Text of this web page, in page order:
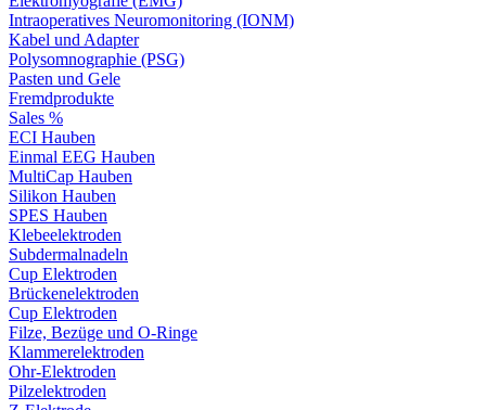
Intraoperatives Neuromonitoring (IONM)
Kabel und Adapter
Polysomnographie (PSG)
Pasten und Gele
Fremdprodukte
Sales %
ECI Hauben
Einmal EEG Hauben
MultiCap Hauben
Silikon Hauben
SPES Hauben
Klebeelektroden
Subdermalnadeln
Cup Elektroden
Brückenelektroden
Cup Elektroden
Filze, Bezüge und O-Ringe
Klammerelektroden
Ohr-Elektroden
Pilzelektroden